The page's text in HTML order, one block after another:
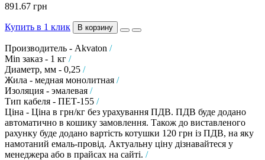
891.67 грн
Купить в 1 клик В корзину
Производитель - Akvaton /
Min заказ - 1 кг /
Диаметр, мм - 0,25 /
Жила - медная монолитная /
Изоляция - эмалевая /
Тип кабеля - ПЕТ-155 /
Ціна - Ціна в грн/кг без урахування ПДВ. ПДВ буде додано
автоматично в кошику замовлення. Також до виставленого
рахунку буде додано вартість котушки 120 грн із ПДВ, на яку
намотаний емаль-провід. Актуальну ціну дізнавайтеся у
менеджера або в прайсах на сайті. /